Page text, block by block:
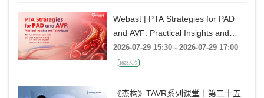
Webast | PTA Strategies for PAD
and AVF: Practical Insights and
Techniques
2026-07-29 15:30 - 2026-07-29 17:00
1628人次
《杰构》TAVR系列课堂｜第二十五